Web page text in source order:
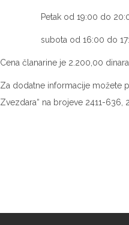
Petak od 19:00 do 20:00
subota od 16:00 do
Cena članarine je 2.200,00
Za dodatne informacije možete
Zvezdara“ na brojeve 2411-636,